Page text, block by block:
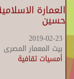
العمارة
حسين
2019-02-23
بيت المعمار المصرى
أمسيات ثقافية